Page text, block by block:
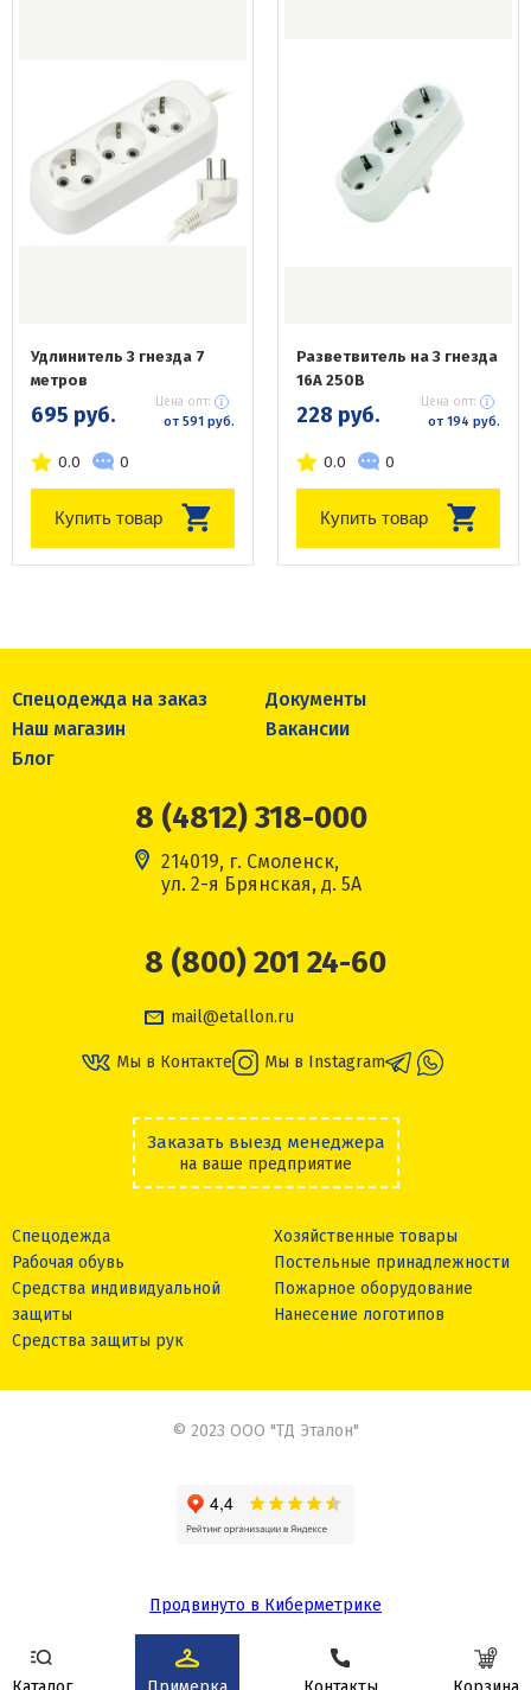
Удлинитель 3 гнезда 7
метров
695 руб. Цена опт:
от 591 руб.
0.0 0
Купить товар
Разветвитель на 3 гнезда
16А 250В
228 руб. Цена опт:
от 194 руб.
0.0 0
Купить товар
Спецодежда на заказ
Документы
Наш магазин
Вакансии
Блог
8 (4812) 318-000
214019, г. Смоленск,
ул. 2-я Брянская, д. 5А
8 (800) 201 24-60
mail@etallon.ru
Мы в Контакте Мы в Instagram
Заказать выезд менеджера
на ваше предприятие
Спецодежда
Рабочая обувь
Средства индивидуальной
защиты
Средства защиты рук
Хозяйственные товары
Постельные принадлежности
Пожарное оборудование
Нанесение логотипов
© 2023 ООО "ТД Эталон"
Продвинуто в Киберметрике
Сделано в